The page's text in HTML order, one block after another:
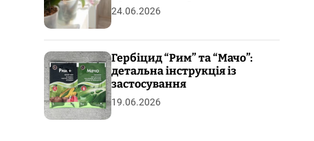
24.06.2026
Гербіцид “Рим” та “Мачо”:
детальна інструкція із
застосування
19.06.2026